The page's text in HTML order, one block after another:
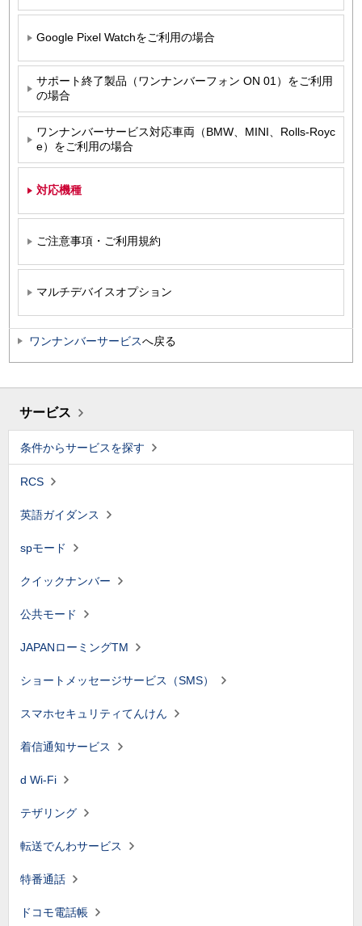
Google Pixel Watchをご利用の場合
サポート終了製品（ワンナンバーフォン ON 01）をご利用
の場合
ワンナンバーサービス対応車両（BMW、MINI、Rolls-Royc
e）をご利用の場合
対応機種
ご注意事項・ご利用規約
マルチデバイスオプション
ワンナンバーサービスへ戻る
サービス
条件からサービスを探す
RCS
英語ガイダンス
spモード
クイックナンバー
公共モード
JAPANローミングTM
ショートメッセージサービス（SMS）
スマホセキュリティてんけん
着信通知サービス
d Wi-Fi
テザリング
転送でんわサービス
特番通話
ドコモ電話帳